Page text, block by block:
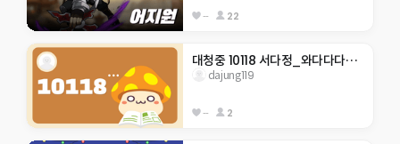
-- 22
대청중 10118 서다정_와다다다닥 모험!
dajung119
-- 2